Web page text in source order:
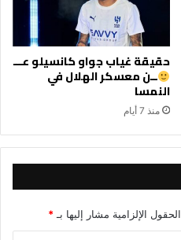
حقيقة غياب جواو كانسيلو عـــ
ــن معسكر الهلال في
النمسا
منذ 7 أيام
الحقول الإلزامية مشار إليها بـ*